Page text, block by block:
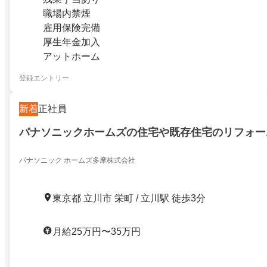
職場内禁煙
雇用保険完備
厚生年金加入
アットホーム
登録エントリー
新着正社員
パナソニックホームズの住宅や既存住宅のリフォ
パナソニック ホームズ多摩株式会社
東京都 立川市 栄町 / 立川駅 徒歩3分
月給25万円〜35万円